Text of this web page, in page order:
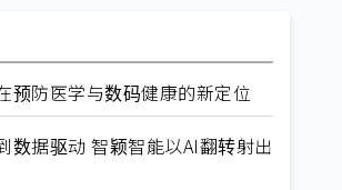
预防医学与数码健康的新定位
数据驱动 智颖智能以AI翻转射出